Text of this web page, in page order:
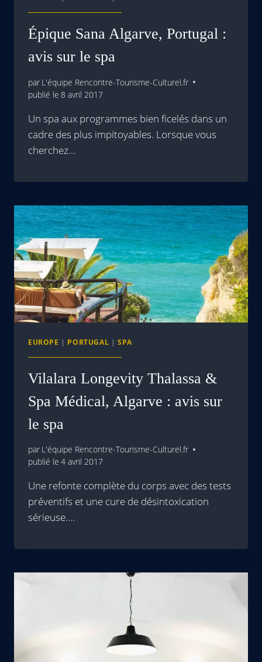
Épique Sana Algarve, Portugal :
avis sur le spa
par L'équipe Rencontre-Tourisme-Culturel.fr
publié le 8 avril 2017
Un spa aux programmes bien ficelés dans un
cadre des plus impitoyables. Lorsque vous
cherchez…
EUROPE | PORTUGAL | SPA
Vilalara Longevity Thalassa &
Spa Médical, Algarve : avis sur
le spa
par L'équipe Rencontre-Tourisme-Culturel.fr
publié le 4 avril 2017
Une refonte complète du corps avec des tests
préventifs et une cure de désintoxication
sérieuse….